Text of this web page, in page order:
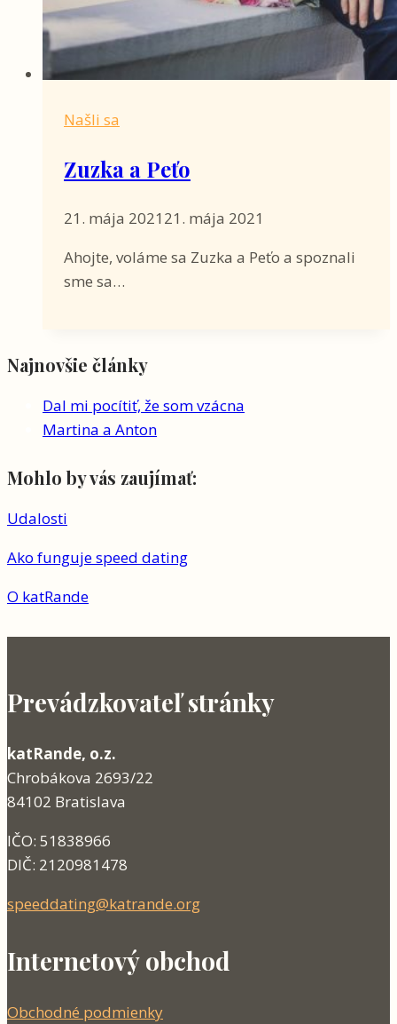
Našli sa
Zuzka a Peťo
21. mája 2021 21. mája 2021
Ahojte, voláme sa Zuzka a Peťo a spoznali
sme sa…
Najnovšie články
Dal mi pocítiť, že som vzácna
Martina a Anton
Mohlo by vás zaujímať:
Udalosti
Ako funguje speed dating
O katRande
Prevádzkovateľ stránky
katRande, o.z.
Chrobákova 2693/22
84102 Bratislava
IČO: 51838966
DIČ: 2120981478
speeddating@katrande.org
Internetový obchod
Obchodné podmienky